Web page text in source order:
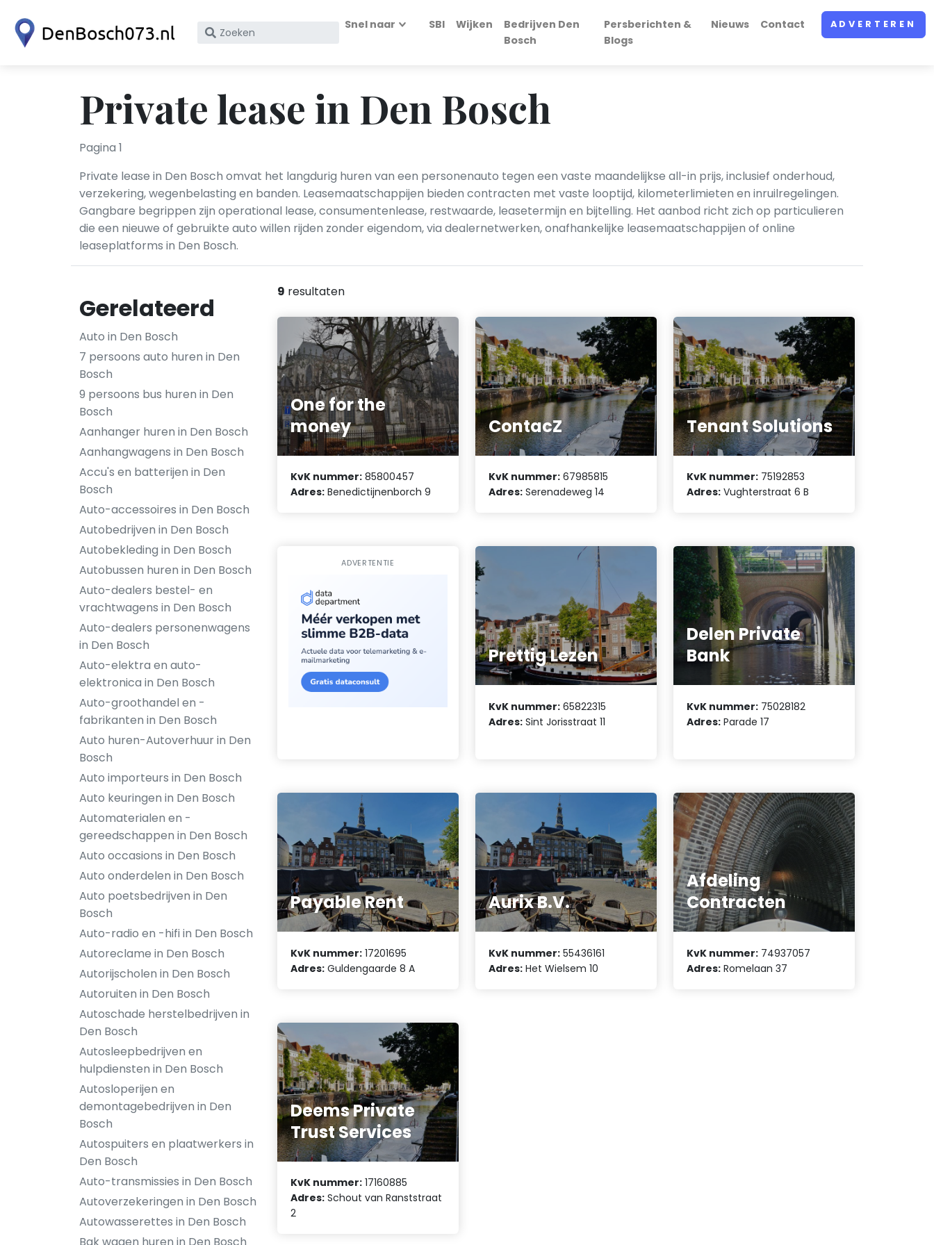
Zoek
KvK
nummer
Snel naar SBI Wijken
Bedrijven Den
Bosch
Persberichten &
Blogs
Nieuws Contact ADVERTEREN
Private lease in Den Bosch
Pagina 1
Private lease in Den Bosch omvat het langdurig huren van een personenauto tegen een vaste maandelijkse all-in prijs, inclusief onderhoud,
verzekering, wegenbelasting en banden. Leasemaatschappijen bieden contracten met vaste looptijd, kilometerlimieten en inruilregelingen.
Gangbare begrippen zijn operational lease, consumentenlease, restwaarde, leasetermijn en bijtelling. Het aanbod richt zich op particulieren
die een nieuwe of gebruikte auto willen rijden zonder eigendom, via dealernetwerken, onafhankelijke leasemaatschappijen of online
leaseplatforms in Den Bosch.
Gerelateerd
Auto in Den Bosch
7 persoons auto huren in Den
Bosch
9 persoons bus huren in Den
Bosch
Aanhanger huren in Den Bosch
Aanhangwagens in Den Bosch
Accu's en batterijen in Den
Bosch
Auto-accessoires in Den Bosch
Autobedrijven in Den Bosch
Autobekleding in Den Bosch
Autobussen huren in Den Bosch
Auto-dealers bestel- en
vrachtwagens in Den Bosch
Auto-dealers personenwagens
in Den Bosch
Auto-elektra en auto-
elektronica in Den Bosch
Auto-groothandel en -
fabrikanten in Den Bosch
Auto huren-Autoverhuur in Den
Bosch
Auto importeurs in Den Bosch
Auto keuringen in Den Bosch
Automaterialen en -
gereedschappen in Den Bosch
Auto occasions in Den Bosch
Auto onderdelen in Den Bosch
Auto poetsbedrijven in Den
Bosch
Auto-radio en -hifi in Den Bosch
Autoreclame in Den Bosch
Autorijscholen in Den Bosch
Autoruiten in Den Bosch
Autoschade herstelbedrijven in
Den Bosch
Autosleepbedrijven en
hulpdiensten in Den Bosch
Autosloperijen en
demontagebedrijven in Den
Bosch
Autospuiters en plaatwerkers in
Den Bosch
Auto-transmissies in Den Bosch
Autoverzekeringen in Den Bosch
Autowasserettes in Den Bosch
9 resultaten
One for the
money
KvK nummer: 85800457
Adres: Benedictijnenborch 9
ContacZ
KvK nummer: 67985815
Adres: Serenadeweg 14
Tenant Solutions
KvK nummer: 75192853
Adres: Vughterstraat 6 B
ADVERTENTIE
Prettig Lezen
KvK nummer: 65822315
Adres: Sint Jorisstraat 11
Delen Private
Bank
KvK nummer: 75028182
Adres: Parade 17
Payable Rent
KvK nummer: 17201695
Adres: Guldengaarde 8 A
Aurix B.V.
KvK nummer: 55436161
Adres: Het Wielsem 10
Afdeling
Contracten
KvK nummer: 74937057
Adres: Romelaan 37
Deems Private
Trust Services
KvK nummer: 17160885
Adres: Schout van Ranststraat
2